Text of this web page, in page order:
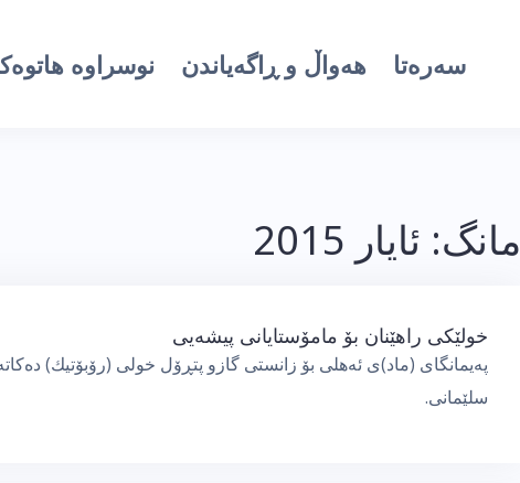
سەرەتا هەواڵ و ڕاگەیاندن نوسراوە
مانگ: ئایار 2015
خولێكی راهێنان بۆ مامۆستایانی پیشەیی
پەیمانگای (ماد)ی ئەهلی بۆ زانستی گازو پتڕۆل خولی (رۆبۆتیك)
سلێمانی.